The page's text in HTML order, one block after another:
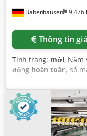
Babenhausen 9.476
Thông tin giá
Tình trạng: mới, Năm
động hoàn toàn, số
, thời hạn
bởi DGUV đến:08/
dòng điện đầu vào:
khiển:24 V , công suất
số đầu vào: 50 Hz,
cầu không gian chiều